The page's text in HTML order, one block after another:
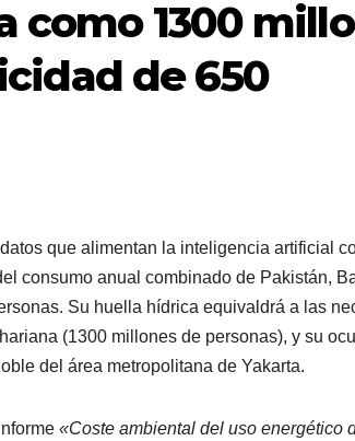
como 1300
de 650
que alimentan la inteligencia artificial
consumo anual combinado de Pakistán,
Su huella hídrica equivaldrá a las
(1300 millones de personas), y su
del área metropolitana de Yakarta.
«Coste ambiental del uso energético